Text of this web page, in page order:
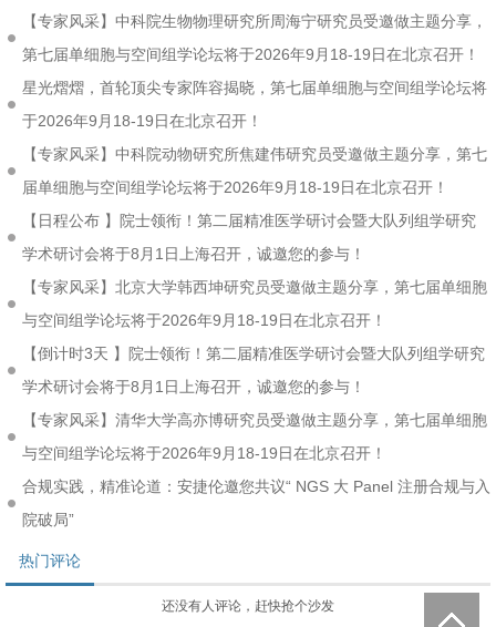
【专家风采】中科院生物物理研究所周海宁研究员受邀做主题分享，
第七届单细胞与空间组学论坛将于2026年9月18-19日在北京召开！
星光熠熠，首轮顶尖专家阵容揭晓，第七届单细胞与空间组学论坛将
于2026年9月18-19日在北京召开！
【专家风采】中科院动物研究所焦建伟研究员受邀做主题分享，第七
届单细胞与空间组学论坛将于2026年9月18-19日在北京召开！
【日程公布 】院士领衔！第二届精准医学研讨会暨大队列组学研究
学术研讨会将于8月1日上海召开，诚邀您的参与！
【专家风采】北京大学韩西坤研究员受邀做主题分享，第七届单细胞
与空间组学论坛将于2026年9月18-19日在北京召开！
【倒计时3天 】院士领衔！第二届精准医学研讨会暨大队列组学研究
学术研讨会将于8月1日上海召开，诚邀您的参与！
【专家风采】清华大学高亦博研究员受邀做主题分享，第七届单细胞
与空间组学论坛将于2026年9月18-19日在北京召开！
合规实践，精准论道：安捷伦邀您共议“ NGS 大 Panel 注册合规与入
院破局”
热门评论
还没有人评论，赶快抢个沙发